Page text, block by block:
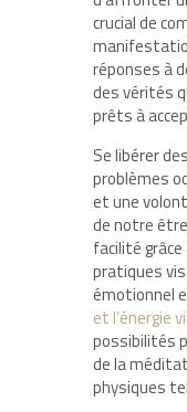
crucial de
réponses à
des vérités
prêts à
Se libérer
problèmes
et une
de notre
facilité
pratiques
émotionnel
et l’énergie
possibilités
de la
physiques